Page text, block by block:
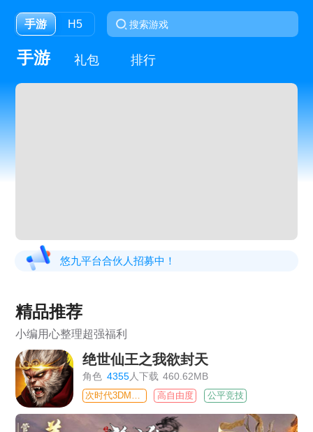
手游 H5
手游 礼包 排行
悠九平台合伙人招募中！
精品推荐
小编用心整理超强福利
绝世仙王之我欲封天
角色 4355人下载 460.62MB
高自由度 公平竞技